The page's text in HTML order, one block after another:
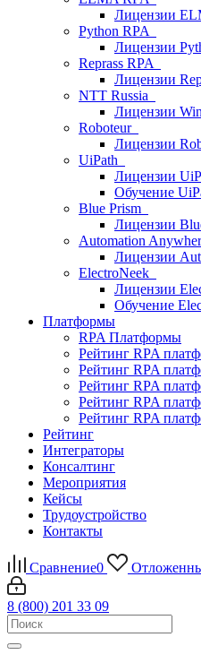
Лицензии
Python RPA
Лицензии
Reprass RPA
Лицензии
NTT Russia
Лицензии
Roboteur
Лицензии
UiPath
Лицензии
Обучение
Blue Prism
Лицензии
Automation
Лицензии
ElectroNeek
Лицензии
Обучение
Платформы
RPA Платформы
Рейтинг RPA
Рейтинг RPA
Рейтинг RPA
Рейтинг RPA
Рейтинг RPA
Рейтинг
Интеграторы
Консалтинг
Mероприятия
Кейсы
Трудоустройство
Контакты
Сравнение0
8 (800) 201 33 09